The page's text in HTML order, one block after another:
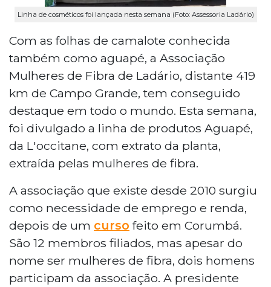
Linha de cosméticos foi lançada nesta semana (Foto: Assessoria Ladário)
Com as folhas de camalote conhecida
também como aguapé, a Associação
Mulheres de Fibra de Ladário, distante 419
km de Campo Grande, tem conseguido
destaque em todo o mundo. Esta semana,
foi divulgado a linha de produtos Aguapé,
da L'occitane, com extrato da planta,
extraída pelas mulheres de fibra.
A associação que existe desde 2010 surgiu
como necessidade de emprego e renda,
depois de um curso feito em Corumbá.
São 12 membros filiados, mas apesar do
nome ser mulheres de fibra, dois homens
participam da associação. A presidente